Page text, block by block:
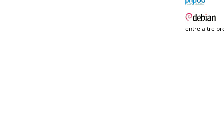
entre altre